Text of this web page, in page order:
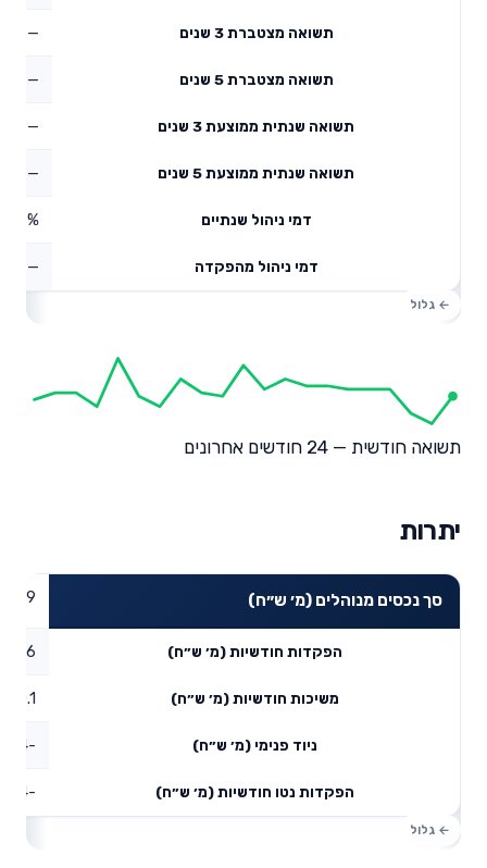
תשואה מצטברת 3 שנים —
תשואה מצטברת 5 שנים —
תשואה שנתית ממוצעת 3 שנים —
תשואה שנתית ממוצעת 5 שנים —
דמי ניהול שנתיים 0.19%
דמי ניהול מהפקדה —
תשואה חודשית — 24 חודשים אחרונים
יתרות
סך נכסים מנוהלים (מ׳ ש״ח)
הפקדות חודשיות (מ׳ ש״ח) 0.16
משיכות חודשיות (מ׳ ש״ח) 0.1
ניוד פנימי (מ׳ ש״ח) -1.4
הפקדות נטו חודשיות (מ׳ ש״ח) -1.34